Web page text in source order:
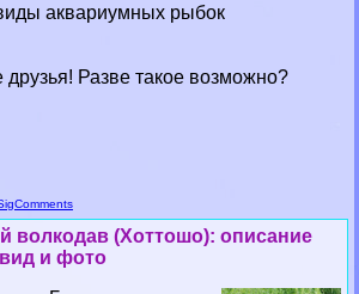
аквариумных рыбок
друзья! Разве такое возможно?
волкодав (Хоттошо): описание
и фото